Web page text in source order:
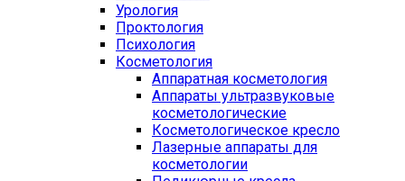
Урология
Проктология
Психология
Косметология
Аппаратная косметология
Аппараты ультразвуковые
косметологические
Косметологическое кресло
Лазерные аппараты для
косметологии